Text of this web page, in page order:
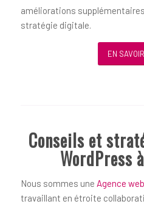
améliorations
stratégie digitale.
EN
Conseils et
WordPress
Nous sommes une Agence
travaillant en étroite